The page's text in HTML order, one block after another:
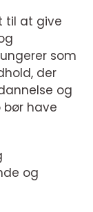
til at give
som
der
og
have
og